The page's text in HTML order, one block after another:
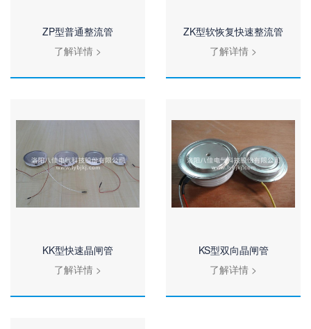
ZP型普通整流管
了解详情 >
ZK型软恢复快速整流管
了解详情 >
KK型快速晶闸管
了解详情 >
KS型双向晶闸管
了解详情 >